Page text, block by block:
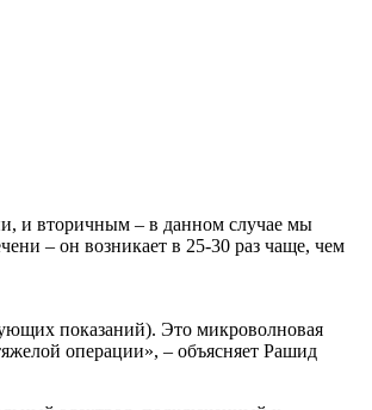
и вторичным – в данном случае мы
– он возникает в 25-30 раз чаще, чем
показаний). Это микроволновая
операции», – объясняет Рашид